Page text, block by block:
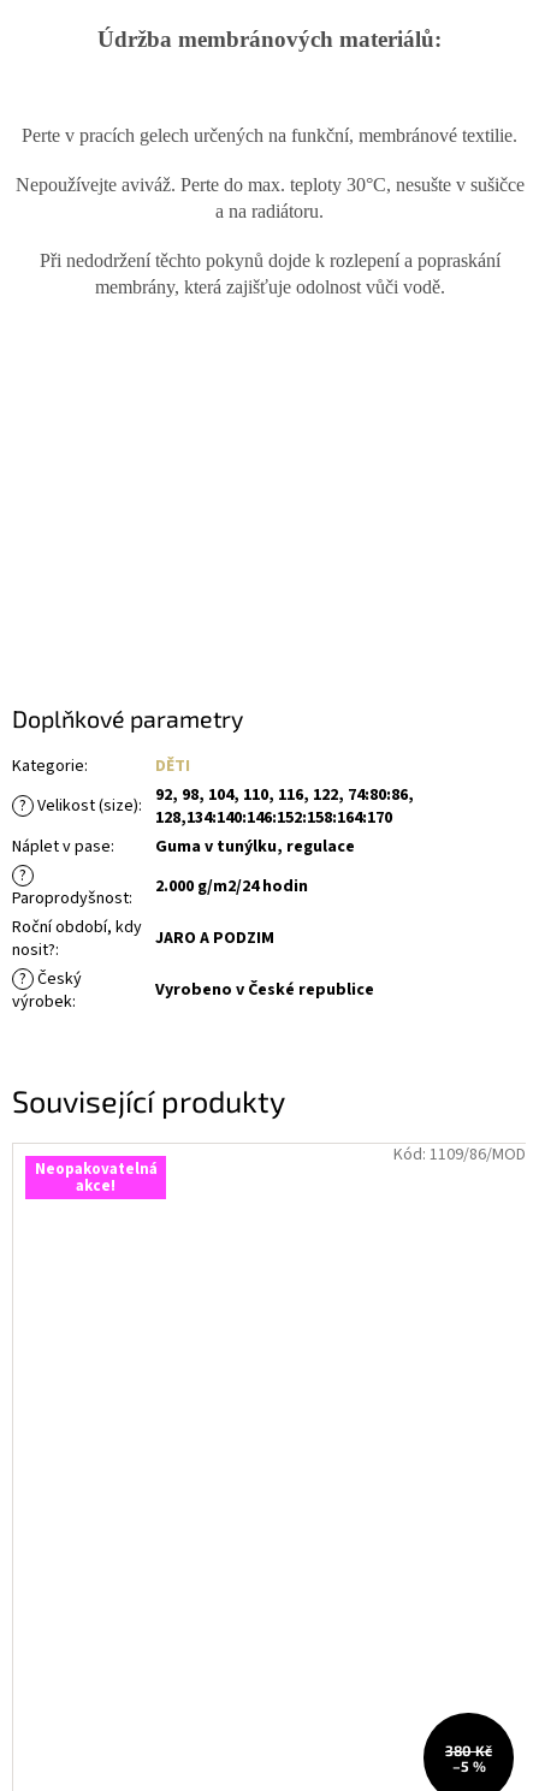
Související produkty
Neopakovatelná
akce!
380 Kč
–5 %
Kód: 1109/86/MOD
Údržba membránových materiálů:
Perte v pracích gelech určených na funkční, membránové textilie.
Nepoužívejte aviváž. Perte do max. teploty 30°C, nesušte v sušičce
a na radiátoru.
Při nedodržení těchto pokynů dojde k rozlepení a popraskání
membrány, která zajišťuje odolnost vůči vodě.
Doplňkové parametry
Kategorie:
DĚTI
? Velikost (size):
92, 98, 104, 110, 116, 122, 74:80:86,
128,134:140:146:152:158:164:170
Náplet v pase:
Guma v tunýlku, regulace
?
Paroprodyšnost:
2.000 g/m2/24 hodin
Roční období, kdy
nosit?:
JARO A PODZIM
? Český
výrobek: Vyrobeno v České republice